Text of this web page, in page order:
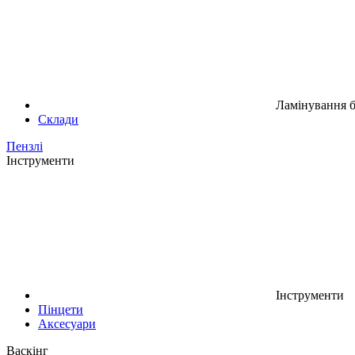
Ламінування
Склади
Пензлі
Інструменти
Інструменти
Пінцети
Аксесуари
Васкінг